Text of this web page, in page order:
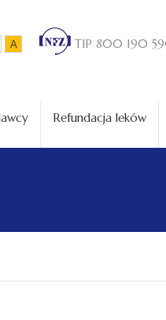
A TIP 800 190
Refundacja leków